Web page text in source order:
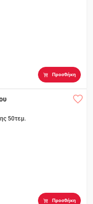
Προσθήκη
50τεμ.
Προσθήκη